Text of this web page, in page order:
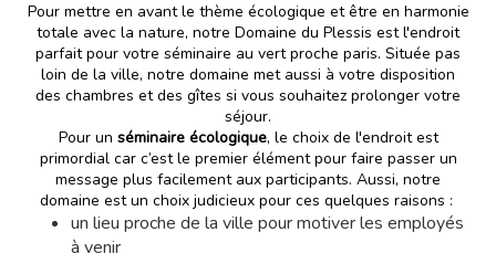
Pour mettre en avant le thème écologique et être en harmonie
totale avec la nature, notre Domaine du Plessis est l'endroit
parfait pour votre séminaire au vert proche paris. Située pas
loin de la ville, notre domaine met aussi à votre disposition
des chambres et des gîtes si vous souhaitez prolonger votre
séjour.
Pour un séminaire écologique, le choix de l'endroit est
primordial car c’est le premier élément pour faire passer un
message plus facilement aux participants. Aussi, notre
domaine est un choix judicieux pour ces quelques raisons :
un lieu proche de la ville pour motiver les employés
à venir